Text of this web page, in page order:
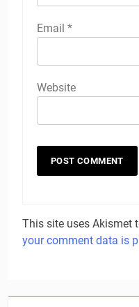
Email *
Website
This site uses Akismet
your comment data is